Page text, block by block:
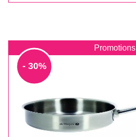
Promotions
- 30%